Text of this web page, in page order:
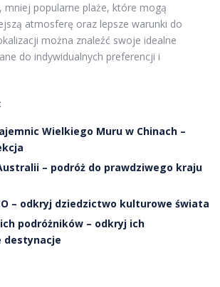
mniej popularne plaże, które mogą
atmosferę oraz lepsze warunki do
można znaleźć swoje idealne
do indywidualnych preferencji i
Wielkiego Muru w Chinach –
– podróż do prawdziwego kraju
– odkryj dziedzictwo kulturowe świata
podróżników – odkryj ich
destynacje